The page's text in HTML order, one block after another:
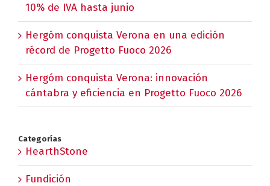
10% de IVA hasta junio
Hergóm conquista Verona en una edición
récord de Progetto Fuoco 2026
Hergóm conquista Verona: innovación
cántabra y eficiencia en Progetto Fuoco 2026
Categorías
HearthStone
Fundición